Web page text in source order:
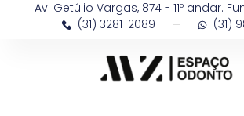
Av. Getúlio Vargas, 874 - 11º andar.
(31) 3281-2089
(31)